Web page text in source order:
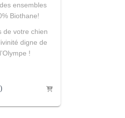
ensembles
Biothane!
de votre chien
digne de
l’Olympe !